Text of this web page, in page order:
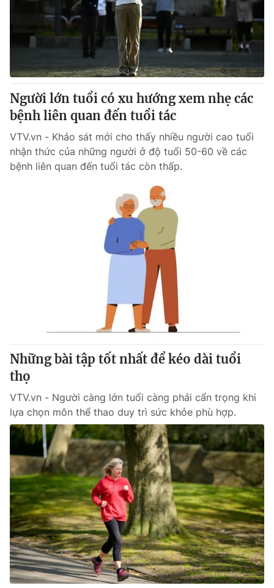
Người lớn tuổi có xu hướng xem nhẹ các
bệnh liên quan đến tuổi tác
VTV.vn - Khảo sát mới cho thấy nhiều người cao tuổi
nhận thức của những người ở độ tuổi 50-60 về các
bệnh liên quan đến tuổi tác còn thấp.
Những bài tập tốt nhất để kéo dài tuổi
thọ
VTV.vn - Người càng lớn tuổi càng phải cẩn trọng khi
lựa chọn môn thể thao duy trì sức khỏe phù hợp.